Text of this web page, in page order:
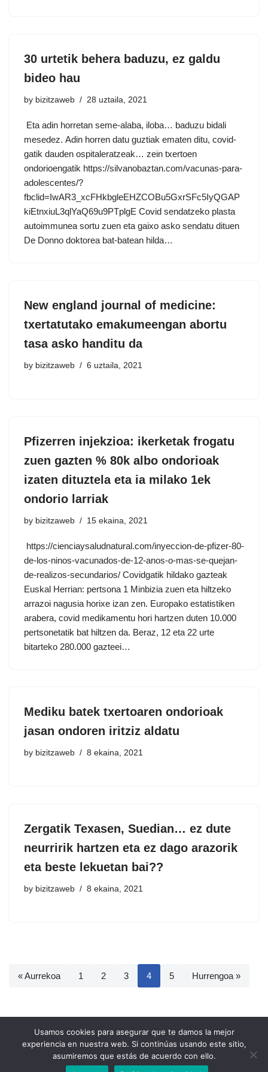
30 urtetik behera baduzu, ez galdu
bideo hau
by bizitzaweb 28 uztaila, 2021
Eta adin horretan seme-alaba, iloba… baduzu bidali
mesedez. Adin horren datu guztiak ematen ditu, covid-
gatik dauden ospitaleratzeak… zein txertoen
ondorioengatik https://silvanobaztan.com/vacunas-para-
adolescentes/?
fbclid=IwAR3_xcFHkbgleEHZCOBu5GxrSFc5IyQGAP
kiEtnxiuL3qlYaQ69u9PTplgE Covid sendatzeko plasta
autoimmunea sortu zuen eta gaixo asko sendatu dituen
De Donno doktorea bat-batean hilda…
New england journal of medicine:
txertatutako emakumeengan abortu
tasa asko handitu da
by bizitzaweb 6 uztaila, 2021
Pfizerren injekzioa: ikerketak frogatu
zuen gazten % 80k albo ondorioak
izaten dituztela eta ia milako 1ek
ondorio larriak
by bizitzaweb 15 ekaina, 2021
https://cienciaysaludnatural.com/inyeccion-de-pfizer-80-
de-los-ninos-vacunados-de-12-anos-o-mas-se-quejan-
de-realizos-secundarios/ Covidgatik hildako gazteak
Euskal Herrian: pertsona 1 Minbizia zuen eta hiltzeko
arrazoi nagusia horixe izan zen. Europako estatistiken
arabera, covid medikamentu hori hartzen duten 10.000
pertsonetatik bat hiltzen da. Beraz, 12 eta 22 urte
bitarteko 280.000 gazteei…
Mediku batek txertoaren ondorioak
jasan ondoren iritziz aldatu
by bizitzaweb 8 ekaina, 2021
Zergatik Texasen, Suedian… ez dute
neurririk hartzen eta ez dago arazorik
eta beste lekuetan bai??
by bizitzaweb 8 ekaina, 2021
« Aurrekoa 1 2 3 4 5 Hurrengoa »
Usamos cookies para asegurar que te damos la mejor
experiencia en nuestra web. Si continúas usando este sitio,
asumiremos que estás de acuerdo con ello.